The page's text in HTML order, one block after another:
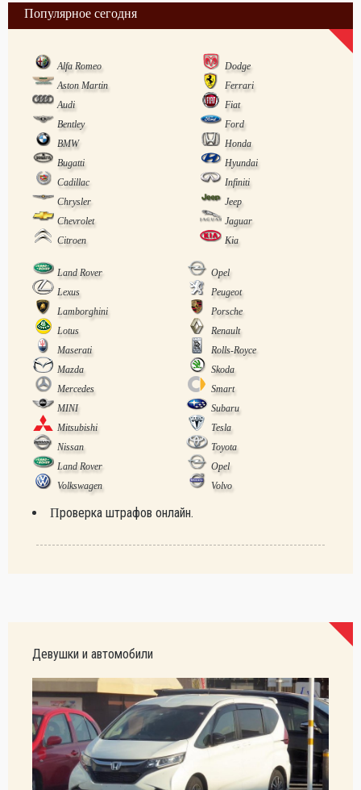
Популярное сегодня
Alfa Romeo
Dodge
Aston Martin
Ferrari
Audi
Fiat
Bentley
Ford
BMW
Honda
Bugatti
Hyundai
Cadillac
Infiniti
Chrysler
Jeep
Chevrolet
Jaguar
Citroen
Kia
Land Rover
Opel
Lexus
Peugeot
Lamborghini
Porsche
Lotus
Renault
Maserati
Rolls-Royce
Mazda
Skoda
Mercedes
Smart
MINI
Subaru
Mitsubishi
Tesla
Nissan
Toyota
Land Rover
Opel
Volkswagen
Volvo
Проверка штрафов онлайн.
Девушки и автомобили